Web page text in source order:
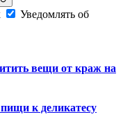
Уведомлять об
вещи от краж на
к деликатесу